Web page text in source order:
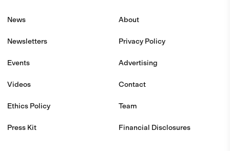
News
Newsletters
Events
Videos
Ethics Policy
Press Kit
About
Privacy Policy
Advertising
Contact
Team
Financial Disclosures